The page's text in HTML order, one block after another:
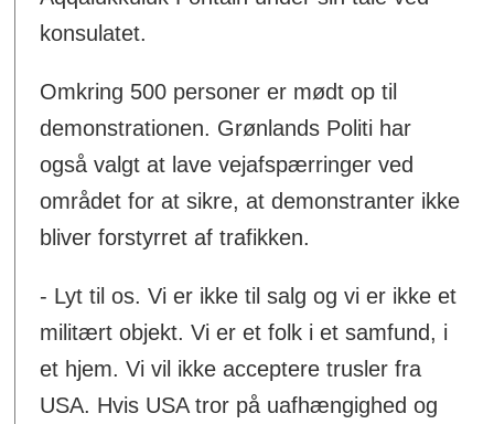
konsulatet.
Omkring 500 personer er mødt op til
demonstrationen. Grønlands Politi har
også valgt at lave vejafspærringer ved
området for at sikre, at demonstranter ikke
bliver forstyrret af trafikken.
- Lyt til os. Vi er ikke til salg og vi er ikke et
militært objekt. Vi er et folk i et samfund, i
et hjem. Vi vil ikke acceptere trusler fra
USA. Hvis USA tror på uafhængighed og